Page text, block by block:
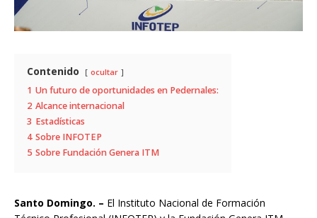
Contenido ocultar
1 Un futuro de oportunidades en Pedernales:
2 Alcance internacional
3 Estadísticas
4 Sobre INFOTEP
5 Sobre Fundación Genera ITM
Santo Domingo. – El Instituto Nacional de Formación